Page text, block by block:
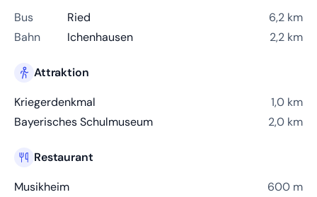
Bus
Ried
6,2 km
Bahn
Ichenhausen 2,2 km
Attraktion
Kriegerdenkmal
1,0 km
Bayerisches Schulmuseum
2,0 km
Restaurant
Musikheim
600 m